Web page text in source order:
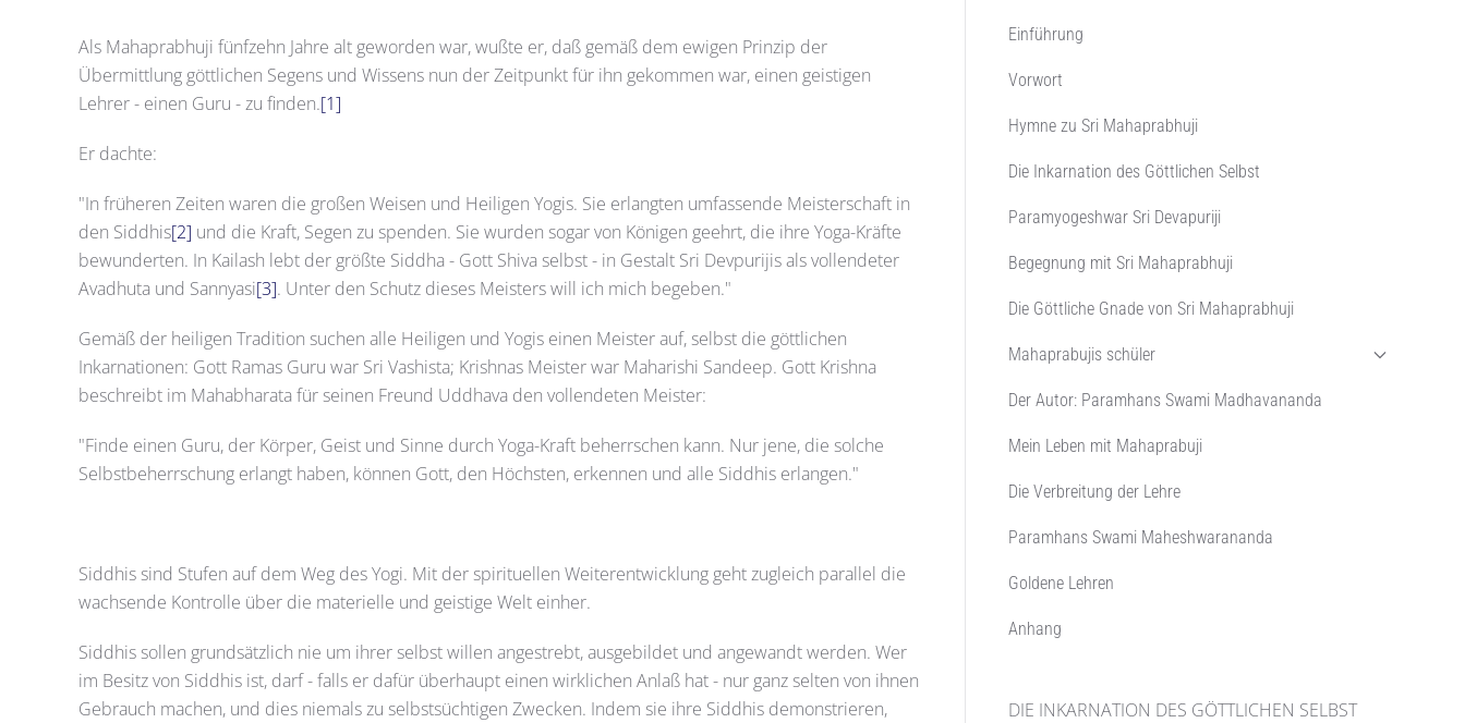
Als Mahaprabhuji fünfzehn Jahre alt geworden war, wußte er, daß gemäß dem ewigen Prinzip der
Übermittlung göttlichen Segens und Wissens nun der Zeitpunkt für ihn gekommen war, einen geistigen
Lehrer - einen Guru - zu finden.[1]
Er dachte:
"In früheren Zeiten waren die großen Weisen und Heiligen Yogis. Sie erlangten umfassende Meisterschaft in
den Siddhis[2] und die Kraft, Segen zu spenden. Sie wurden sogar von Königen geehrt, die ihre Yoga-Kräfte
bewunderten. In Kailash lebt der größte Siddha - Gott Shiva selbst - in Gestalt Sri Devpurijis als vollendeter
Avadhuta und Sannyasi[3]. Unter den Schutz dieses Meisters will ich mich begeben."
Gemäß der heiligen Tradition suchen alle Heiligen und Yogis einen Meister auf, selbst die göttlichen
Inkarnationen: Gott Ramas Guru war Sri Vashista; Krishnas Meister war Maharishi Sandeep. Gott Krishna
beschreibt im Mahabharata für seinen Freund Uddhava den vollendeten Meister:
"Finde einen Guru, der Körper, Geist und Sinne durch Yoga-Kraft beherrschen kann. Nur jene, die solche
Selbstbeherrschung erlangt haben, können Gott, den Höchsten, erkennen und alle Siddhis erlangen."
Siddhis sind Stufen auf dem Weg des Yogi. Mit der spirituellen Weiterentwicklung geht zugleich parallel die
wachsende Kontrolle über die materielle und geistige Welt einher.
Siddhis sollen grundsätzlich nie um ihrer selbst willen angestrebt, ausgebildet und angewandt werden. Wer
im Besitz von Siddhis ist, darf - falls er dafür überhaupt einen wirklichen Anlaß hat - nur ganz selten von ihnen
Gebrauch machen, und dies niemals zu selbstsüchtigen Zwecken. Indem sie ihre Siddhis demonstrieren,
Einführung
Vorwort
Hymne zu Sri Mahaprabhuji
Die Inkarnation des Göttlichen Selbst
Paramyogeshwar Sri Devapuriji
Begegnung mit Sri Mahaprabhuji
Die Göttliche Gnade von Sri Mahaprabhuji
Mahaprabujis schüler
Der Autor: Paramhans Swami Madhavananda
Mein Leben mit Mahaprabuji
Die Verbreitung der Lehre
Paramhans Swami Maheshwarananda
Goldene Lehren
Anhang
DIE INKARNATION DES GÖTTLICHEN SELBST